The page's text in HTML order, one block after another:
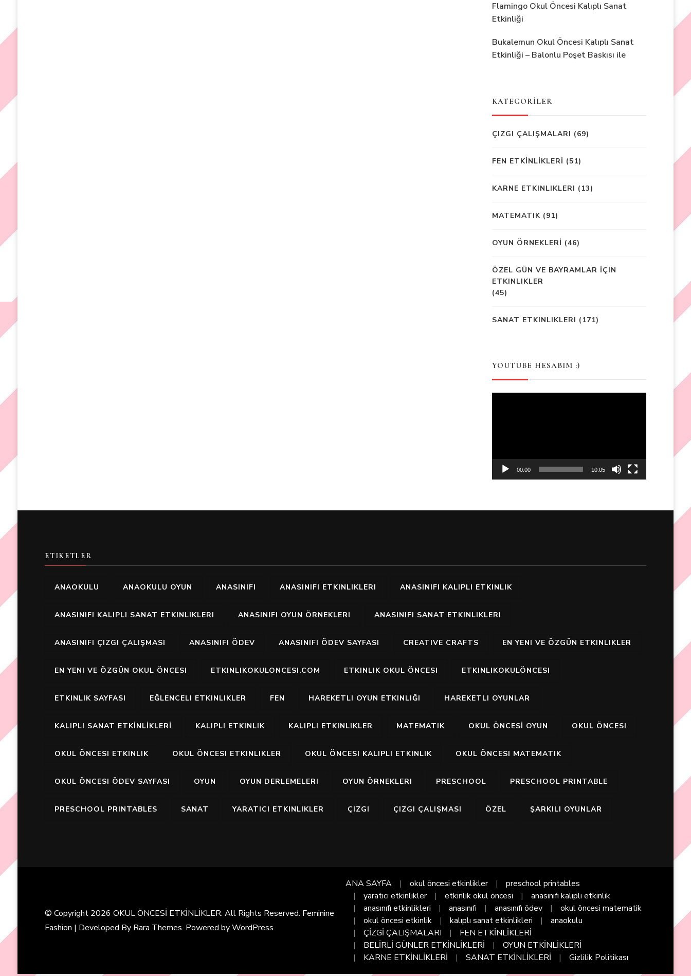
Flamingo Okul Öncesi Kalıplı Sanat
Etkinliği
Bukalemun Okul Öncesi Kalıplı Sanat
Etkinliği – Balonlu Poşet Baskısı ile
KATEGORİLER
ÇIZGI ÇALIŞMALARI (69)
FEN ETKİNLİKLERİ (51)
KARNE ETKINLIKLERI (13)
MATEMATIK(91)
OYUN ÖRNEKLERİ (46)
ÖZEL GÜN VE BAYRAMLAR İÇIN
ETKINLIKLER
(45)
SANAT ETKINLIKLERI (171)
YOUTUBE HESABIM :)
00:00 10:05
ETIKETLER
ANAOKULU ANAOKULU OYUN ANASINIFI ANASINIFI ETKINLIKLERI ANASINIFI KALIPLI ETKINLIK
ANASINIFI KALIPLI SANAT ETKINLIKLERI ANASINIFI OYUN ÖRNEKLERI ANASINIFI SANAT ETKINLIKLERI
ANASINIFI ÇIZGI ÇALIŞMASI ANASINIFI ÖDEV ANASINIFI ÖDEV SAYFASI CREATIVE CRAFTS EN YENI VE ÖZGÜN ETKINLIKLER
EN YENI VE ÖZGÜN OKUL ÖNCESI ETKINLIKOKULONCESI.COM ETKINLIK OKUL ÖNCESI ETKINLIKOKULÖNCESI
ETKINLIK SAYFASI EĞLENCELI ETKINLIKLER FEN HAREKETLI OYUN ETKINLIĞI HAREKETLI OYUNLAR
KALIPLI SANAT ETKİNLİKLERİ KALIPLI ETKINLIK KALIPLI ETKINLIKLER MATEMATIK OKUL ÖNCESİ OYUN OKUL ÖNCESI
OKUL ÖNCESI ETKINLIK OKUL ÖNCESI ETKINLIKLER OKUL ÖNCESI KALIPLI ETKINLIK OKUL ÖNCESI MATEMATIK
OKUL ÖNCESI ÖDEV SAYFASI OYUN OYUN DERLEMELERI OYUN ÖRNEKLERI PRESCHOOL PRESCHOOL PRINTABLE
PRESCHOOL PRINTABLES SANAT YARATICI ETKINLIKLER ÇIZGI ÇIZGI ÇALIŞMASI ÖZEL ŞARKILI OYUNLAR
© Copyright 2026 OKUL ÖNCESİ ETKİNLİKLER. All Rights Reserved. Feminine
Fashion | Developed By Rara Themes. Powered byWordPress.
ANA SAYFA okul öncesi etkinlikler
preschool printables
yaratıcı etkinlikler
etkinlik okul öncesi
anasınıfı kalıplı etkinlik
anasınıfı etkinlikleri
anasınıfı anasınıfı ödev
okul öncesi matematik
okul öncesi etkinlik
kalıplı sanat etkinlikleri
anaokulu
ÇİZGİ ÇALIŞMALARI
FEN ETKİNLİKLERİ
BELİRLİ GÜNLER ETKİNLİKLERİ
OYUN ETKİNLİKLERİ
KARNE ETKİNLİKLERİ
SANAT ETKİNLİKLERİ Gizlilik Politikası